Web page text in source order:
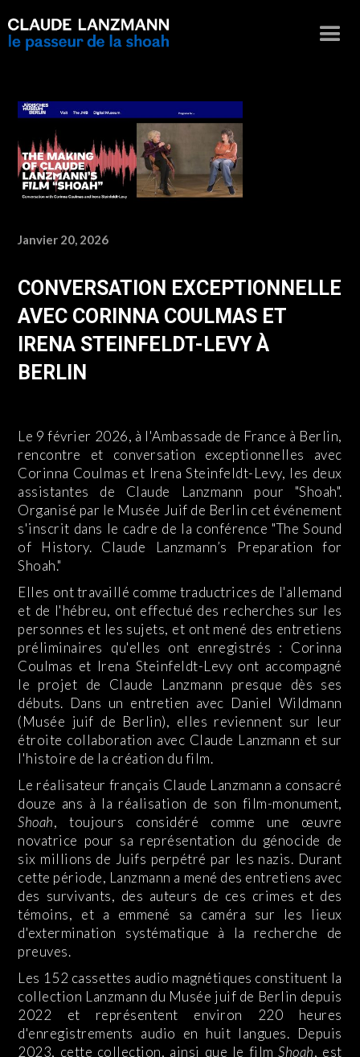
Janvier 20, 2026
CONVERSATION EXCEPTIONNELLE
AVEC CORINNA COULMAS ET
IRENA STEINFELDT-LEVY À
BERLIN
Le 9 février 2026, à l'Ambassade de France à Berlin,
rencontre et conversation exceptionnelles avec
Corinna Coulmas et Irena Steinfeldt-Levy, les deux
assistantes de Claude Lanzmann pour "Shoah".
Organisé par le Musée Juif de Berlin cet événement
s'inscrit dans le cadre de la conférence "The Sound
of History. Claude Lanzmann’s Preparation for
Shoah."
Elles ont travaillé comme traductrices de l'allemand
et de l'hébreu, ont effectué des recherches sur les
personnes et les sujets, et ont mené des entretiens
préliminaires qu'elles ont enregistrés : Corinna
Coulmas et Irena Steinfeldt-Levy ont accompagné
le projet de Claude Lanzmann presque dès ses
débuts. Dans un entretien avec Daniel Wildmann
(Musée juif de Berlin), elles reviennent sur leur
étroite collaboration avec Claude Lanzmann et sur
l'histoire de la création du film.
Le réalisateur français Claude Lanzmann a consacré
douze ans à la réalisation de son film-monument,
Shoah, toujours considéré comme une œuvre
novatrice pour sa représentation du génocide de
six millions de Juifs perpétré par les nazis. Durant
cette période, Lanzmann a mené des entretiens avec
des survivants, des auteurs de ces crimes et des
témoins, et a emmené sa caméra sur les lieux
d'extermination systématique à la recherche de
preuves.
Les 152 cassettes audio magnétiques constituent la
collection Lanzmann du Musée juif de Berlin depuis
2022 et représentent environ 220 heures
d'enregistrements audio en huit langues. Depuis
2023, cette collection, ainsi que le filmShoah, est